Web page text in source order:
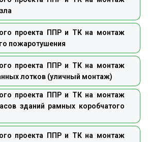
проекта ППР и ТК на монтаж
пожаротушения
проекта ППР и ТК на монтаж
лотков (уличный монтаж)
проекта ППР и ТК на монтаж
зданий рамных коробчатого
проекта ППР и ТК на монтаж